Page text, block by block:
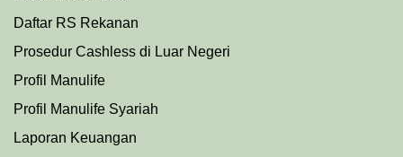
Daftar RS Rekanan
Prosedur Cashless di Luar Negeri
Profil Manulife
Profil Manulife Syariah
Laporan Keuangan